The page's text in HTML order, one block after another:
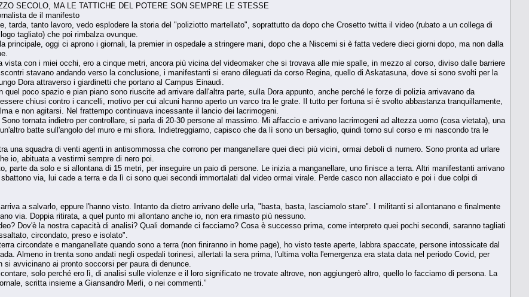
SECOLO, MA LE TATTICHE DEL POTERE SON SEMPRE LE STESSE
de il manifesto
tarda, tanto lavoro, vedo esplodere la storia del "poliziotto martellato", soprattutto da dopo che Crosetto twitta il video (rubato a un collega di
tagliato) che poi rimbalza ovunque.
principale, oggi ci aprono i giornali, la premier in ospedale a stringere mani, dopo che a Niscemi si è fatta vedere dieci giorni dopo, ma non dalla
vista con i miei occhi, ero a cinque metri, ancora più vicina del videomaker che si trovava alle mie spalle, in mezzo al corso, diviso dalle barriere
stavano andando verso la conclusione, i manifestanti si erano dileguati da corso Regina, quello di Askatasuna, dove si sono svolti per la
Dora attraverso i giardinetti che portano al Campus Einaudi.
quel poco spazio e pian piano sono riuscite ad arrivare dall'altra parte, sulla Dora appunto, anche perché le forze di polizia arrivavano da
chiusi contro i cancelli, motivo per cui alcuni hanno aperto un varco tra le grate. Il tutto per fortuna si è svolto abbastanza tranquillamente,
e non agitarsi. Nel frattempo continuava incessante il lancio dei lacrimogeni.
tornata indietro per controllare, si parla di 20-30 persone al massimo. Mi affaccio e arrivano lacrimogeni ad altezza uomo (cosa vietata), una
batte sull'angolo del muro e mi sfiora. Indietreggiamo, capisco che da lì sono un bersaglio, quindi torno sul corso e mi nascondo tra le
una squadra di venti agenti in antisommossa che corrono per manganellare quei dieci più vicini, ormai deboli di numero. Sono pronta ad urlare
io, abituata a vestirmi sempre di nero poi.
parte da solo e si allontana di 15 metri, per inseguire un paio di persone. Le inizia a manganellare, uno finisce a terra. Altri manifestanti arrivano
via, lui cade a terra e da lì ci sono quei secondi immortalati dal video ormai virale. Perde casco non allacciato e poi i due colpi di
a salvarlo, eppure l'hanno visto. Intanto da dietro arrivano delle urla, "basta, basta, lasciamolo stare". I militanti si allontanano e finalmente
via. Doppia ritirata, a quel punto mi allontano anche io, non era rimasto più nessuno.
Dov'è la nostra capacità di analisi? Quali domande ci facciamo? Cosa è successo prima, come interpreto quei pochi secondi, saranno tagliati
circondato, preso e isolato".
circondate e manganellate quando sono a terra (non finiranno in home page), ho visto teste aperte, labbra spaccate, persone intossicate dal
Almeno in trenta sono andati negli ospedali torinesi, allertati la sera prima, l'ultima volta l'emergenza era stata data nel periodo Covid, per
avvicinano ai pronto soccorsi per paura di denunce.
solo perché ero lì, di analisi sulle violenze e il loro significato ne trovate altrove, non aggiungerò altro, quello lo facciamo di persona. La
scritta insieme a Giansandro Merli, o nei commenti.”